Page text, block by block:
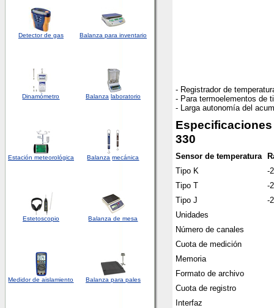
Detectorde gas Balanza para inventario
Dinamómetro Balanza laboratorio
Estación meteorológica Balanza mecánica
Estetoscopio Balanza de mesa
Medidor de aislamiento Balanza para pales
- Registrador de
- Para termoelementos de
- Larga autonomía del
330
Sensor de temperatura
Tipo K
-
Tipo T
-
Tipo J
-
Unidades
Número de canales
Cuota de medición
Memoria
Formato de archivo
Cuota de registro
Interfaz